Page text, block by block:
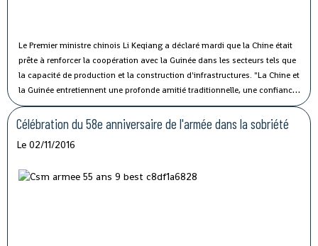
Le Premier ministre chinois Li Keqiang a déclaré mardi que la Chine était
prête à renforcer la coopération avec la Guinée dans les secteurs tels que
la capacité de production et la construction d'infrastructures. "La Chine et
la Guinée entretiennent une profonde amitié traditionnelle, une confiance
politique solide et une coopération fructueuse", a affirmé M. Li lors de sa
rencontre avec le président guinéen Alpha Condé à Beijing.
Célébration du 58e anniversaire de l'armée dans la sobriété
Le 02/11/2016